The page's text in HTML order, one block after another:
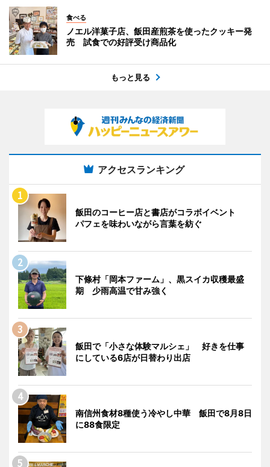
食べる
ノエル洋菓子店、飯田産煎茶を使ったクッキー発
売 試食での好評受け商品化
もっと見る
アクセスランキング
飯田のコーヒー店と書店がコラボイベント
パフェを味わいながら言葉を紡ぐ
下條村「岡本ファーム」、黒スイカ収穫最盛
期 少雨高温で甘み強く
飯田で「小さな体験マルシェ」 好きを仕事
にしている6店が日替わり出店
南信州食材8種使う冷やし中華 飯田で8月8日
に88食限定